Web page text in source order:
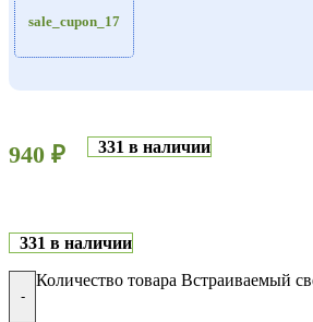
sale_cupon_17
940 ₽ 331 в наличии
331 в наличии
-
Количество товара Встраиваемый